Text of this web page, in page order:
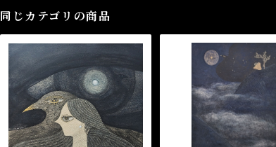
同じカテゴリの商品